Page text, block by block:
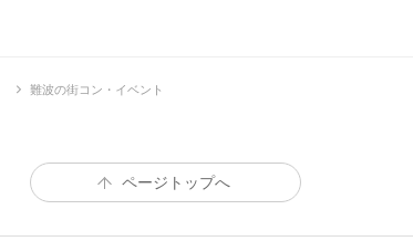
難波の街コン・イベント
ページトップへ